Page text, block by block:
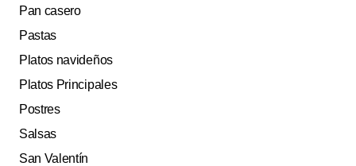
Pan casero
Pastas
Platos navideños
Platos Principales
Postres
Salsas
San Valentín